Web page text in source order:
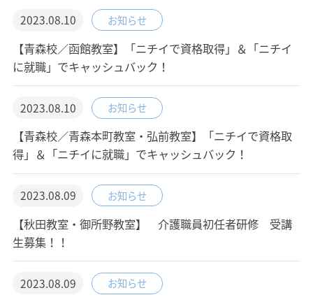
2023.08.10 お知らせ
【青森校／函館教室】「ニチイで資格取得」＆「ニチイ
に就職」でキャッシュバック！
2023.08.10 お知らせ
【青森校／青森本町教室・弘前教室】「ニチイで資格取
得」＆「ニチイに就職」でキャッシュバック！
2023.08.09 お知らせ
【秋田教室・御所野教室】 介護職員初任者研修 受講
生募集！！
2023.08.09 お知らせ